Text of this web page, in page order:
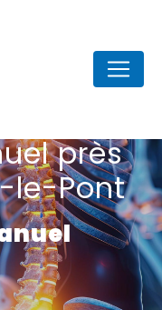
près
le-Pont